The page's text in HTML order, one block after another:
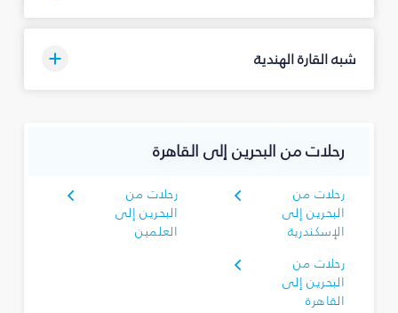
شبه القارة الهندية
رحلات من البحرين إلى القاهرة
رحلات من
البحرين إلى
الإسكندرية
رحلات من
البحرين إلى
العلمين
رحلات من
البحرين إلى
القاهرة